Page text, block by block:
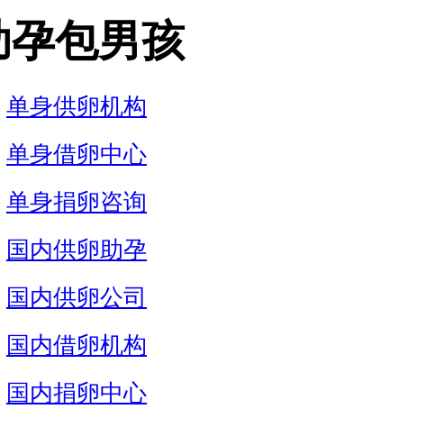
包男孩
单身供卵机构
单身借卵中心
单身捐卵咨询
国内供卵助孕
国内供卵公司
国内借卵机构
国内捐卵中心